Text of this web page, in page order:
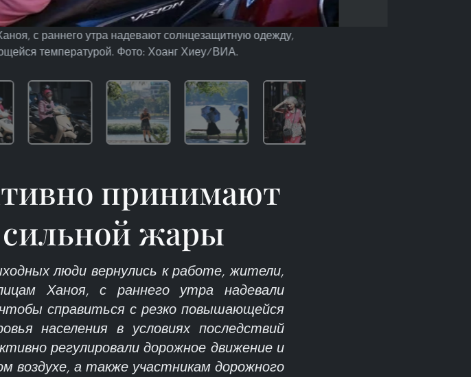
с раннего утра надевают солнцезащитную одежду,
температурой. Фото: Хоанг Хиеу/ВИА.
принимают
жары
люди вернулись к работе, жители,
Ханоя, с раннего утра надевали
справиться с резко повышающейся
населения в условиях последствий
регулировали дорожное движение и
воздухе, а также участникам дорожного